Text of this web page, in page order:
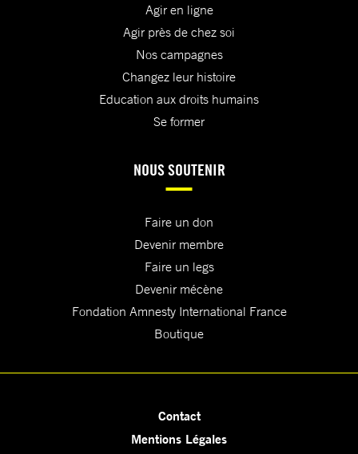
Agir en ligne
Agir près de chez soi
Nos campagnes
Changez leur histoire
Education aux droits humains
Se former
NOUS SOUTENIR
Faire un don
Devenir membre
Faire un legs
Devenir mécène
Fondation Amnesty International France
Boutique
Contact
Mentions Légales